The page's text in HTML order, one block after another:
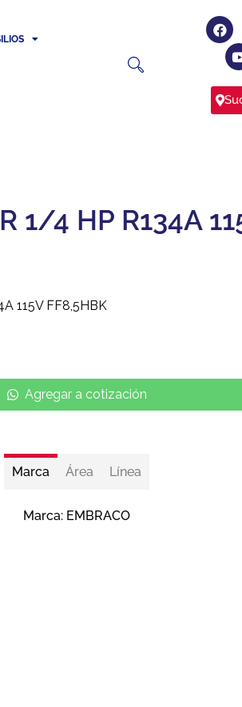
1/4 HP R134A
115V FF8,5HBK
Agregar a cotización
Marca Área Línea
Marca: EMBRACO